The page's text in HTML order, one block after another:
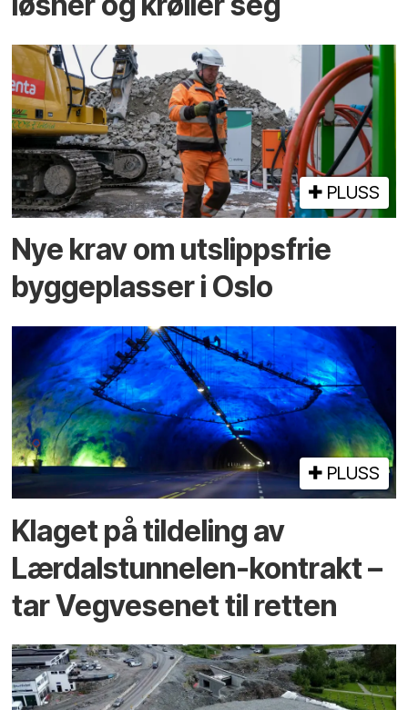
PLUSS
Nye krav om utslippsfrie
byggeplasser i Oslo
PLUSS
Klaget på tildeling av
Lærdalstunnelen-kontrakt –
tar Vegvesenet til retten